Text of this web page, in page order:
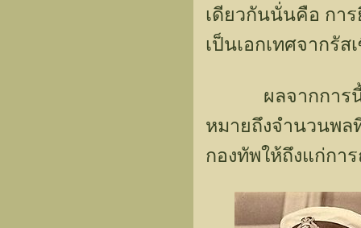
เดียวกันนั่นคือ กา
เป็นเอกเทศจากรัส
ผลจากการนี้..คื
หมายถึงจำนวนพล
กองทัพให้ถึงแก่กา